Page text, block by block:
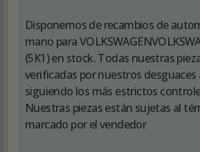
Disponemos de recambios de
mano para
(5K1) en stock. Todas nuestras
verificadas por nuestros desguaces
siguiendo los más estrictos
Nuestras piezas están sujetas al
marcado por el vendedor